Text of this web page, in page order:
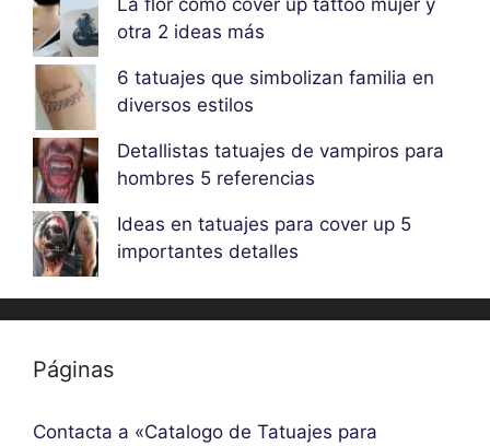
La flor como cover up tattoo mujer y
otra 2 ideas más
6 tatuajes que simbolizan familia en
diversos estilos
Detallistas tatuajes de vampiros para
hombres 5 referencias
Ideas en tatuajes para cover up 5
importantes detalles
Páginas
Contacta a «Catalogo de Tatuajes para